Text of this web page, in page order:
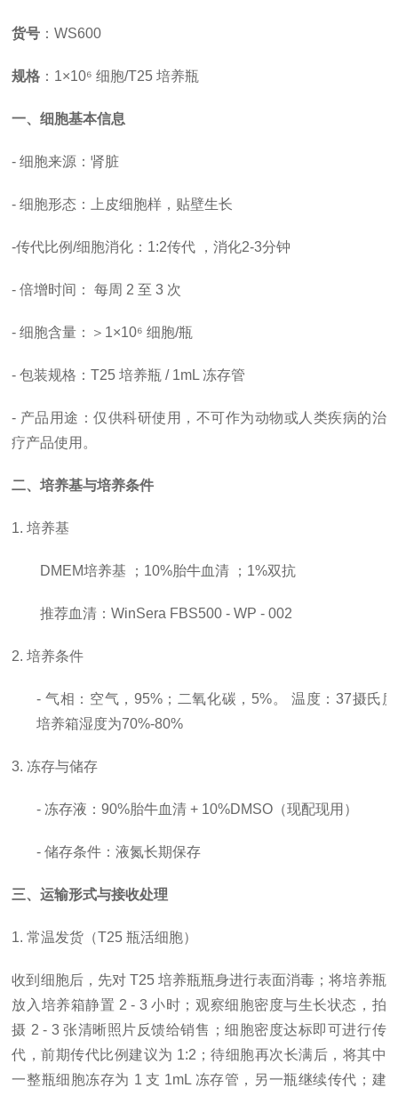
货号 ：WS600
规格 ： 1×10⁶ 细胞/T25 培养瓶
一、细胞基本信息
- 细胞来源：肾脏
- 细胞形态：上皮细胞样，贴壁生长
-传代比例/细胞消化 ： 1:2传代 ，消化2-3分钟
-倍增时间 ： 每周 2 至 3 次
- 细胞含量：＞1×10⁶ 细胞/瓶
- 包装规格：T25 培养瓶 / 1mL 冻存管
- 产品用途：仅供科研使用， 不可作为动物或人类疾病的治
疗产品使用。
二、培养基与培养条件
1. 培养基
DMEM培养基 ；10%胎牛血清 ；1%双抗
推荐血清：WinSera FBS500 - WP - 002
2. 培养条件
- 气相：空气，95%；二氧化碳，5%。 温度：37摄氏
培养箱湿度为70%-80%
3. 冻存与储存
- 冻存液：90%胎牛血清 + 10%DMSO（现配现用）
- 储存条件：液氮长期保存
三、运输形式与接收处理
1. 常温发货（T25 瓶活细胞）
收到细胞后，先对 T25 培养瓶瓶身进行表面消毒；将培养瓶
放入培养箱静置 2 - 3 小时；观察细胞密度与生长状态，拍
摄 2 - 3 张清晰照片反馈给销售；细胞密度达标即可进行传
代，前期传代比例建议为 1:2；待细胞再次长满后，将其中
一整瓶细胞冻存为 1 支 1mL 冻存管，另一瓶继续传代；建